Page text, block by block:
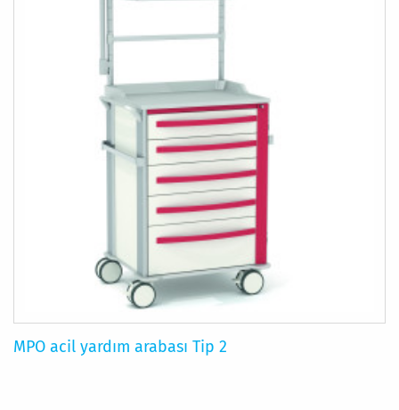
MPO acil yardım arabası Tip 2